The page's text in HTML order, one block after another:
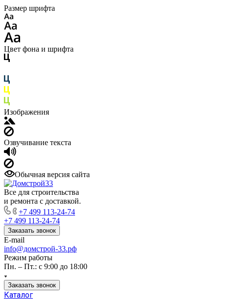
Размер шрифта
Цвет фона и шрифта
Изображения
Озвучивание текста
Обычная версия сайта
Все для строительства
и ремонта с доставкой.
+7 499 113-24-74
+7 499 113-24-74
Заказать звонок
E-mail
info@домстрой-33.рф
Режим работы
Пн. – Пт.: с 9:00 до 18:00
Заказать звонок
Каталог